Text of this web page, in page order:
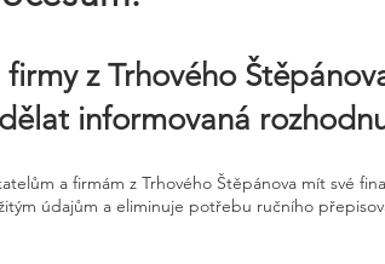
z Trhového
informovaná
a firmám z Trhového Štěpánova mít své
údajům a eliminuje potřebu ručního